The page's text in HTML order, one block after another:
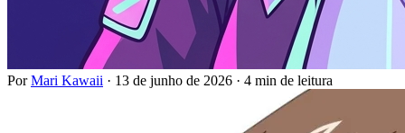
PorMari Kawaii · 13 de junho de 2026 · 4 min de leitura